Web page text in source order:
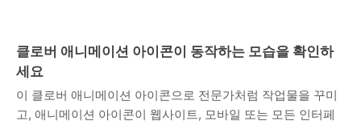
클로버 애니메이션 아이콘이 동작하는 모습을 확인하
세요
이 클로버 애니메이션 아이콘으로 전문가처럼 작업물을 꾸미
고, 애니메이션 아이콘이 웹사이트, 모바일 또는 모든 인터페